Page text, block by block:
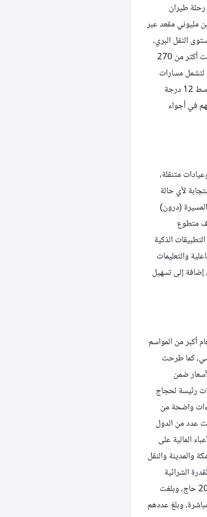
من 45 ألف موظف وموظفة لهذا الأمر، مع تجهيز أكثر من 7 آلاف رحلة طيران
سفر في 6 مطارات، ووفرت أكثر من مليوني مقعد عبر
لقطار المشاعر. وعلى مستوى النقل البري،
جُهزت أكثر من 25 ألف حافلة و9 آلاف سيارة أجرة، وخُصص 18 مساراً لنقل ضيوف الرحمن بين المدن. وأُجريت أكثر من 270
لتشمل مسارات
الحجاج في المناطق المجاورة لمسجد نمرة وقطار المشاعر، مما أسهم في خفض درجات الحرارة السطحية بمتوسط 12 درجة
خلال تنقلاتهم في أجواء
لخدمة الحجاج، تضم أكثر من 5 آلاف سرير، وعيادات متنقلة،
لأي حالة
المسيرة (درون)
المشاعر، مما أسهم في تقليص زمن توصيلها إلى نحو 5-6 دقائق. ويعمل نحو 30 ألف متطوع
الذكية
والتعليمات
إضافة إلى تسهيل
أكبر من المواسم
كما طرحت
ضمن
اختلافها حسب مستوى الخدمات ومواقع الإقامة داخل المشاعر المقدسة. وأُتيحت 4 باقات رئيسة لحجاج
وإجراءات واضحة من
عدد من الدول
المالية على
في فنادق مكة والمدينة والنقل
الحج السياحية إلى 1000 دولار لتعزيز القدرة الشرائية
للحجاج. من جانبها، سيرت المغرب 78 رحلة جوية للحج، منها 69 رحلة إلى المدينة المنورة لتحمل 22 ألفاً و200 حاج، وبلغت
مباشرة، وبلغ عددهم